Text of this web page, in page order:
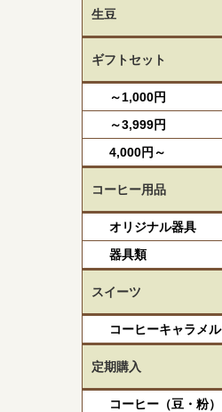
生豆
ギフトセット
～1,000円
～3,999円
4,000円～
コーヒー用品
オリジナル器具
器具類
スイーツ
コーヒーキャラメル
定期購入
コーヒー（豆・粉）